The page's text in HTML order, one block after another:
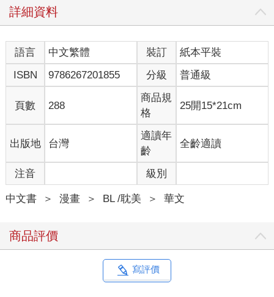
詳細資料
語言 中文繁體 裝訂
紙本平裝
ISBN
9786267201855 分級 普通級
頁數 288
商品規
格
25開15*21cm
出版地 台灣
適讀年
齡
全齡適讀
注音 級別
中文書 ＞ 漫畫 ＞ BL /耽美 ＞ 華文
商品評價
寫評價